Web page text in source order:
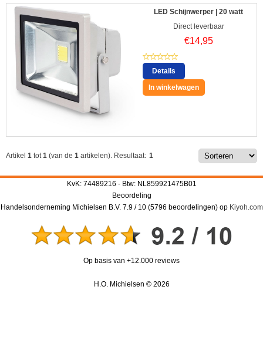
LED Schijnwerper | 20 watt
Direct leverbaar
€14,95
Details
In winkelwagen
Artikel 1 tot 1 (van de 1 artikelen). Resultaat: 1
KvK: 74489216 - Btw: NL859921475B01
Beoordeling
Handelsonderneming Michielsen B.V. 7.9/ 10(5796 beoordelingen) op Kiyoh.com
Op basis van +12.000 reviews
H.O. Michielsen © 2026